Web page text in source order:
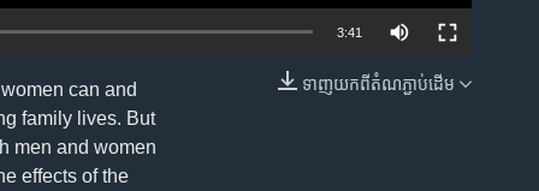
EMBED
3:41
ទាញ​យក​ពី​តំណភ្ជាប់​ដើម
can and
family lives. But
men and women
effects of the